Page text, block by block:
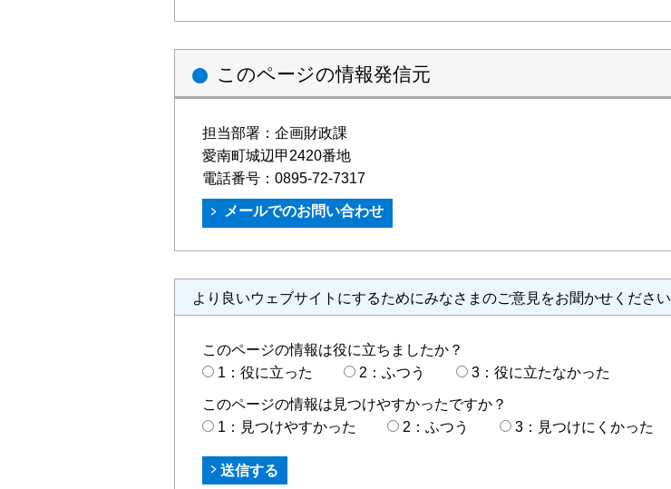
このページの情報発信元
担当部署： 企画財政課
愛南町城辺甲2420番地
電話番号： 0895-72-7317
より良いウェブサイトにするためにみなさまのご意見をお聞かせください
このページの情報は役に立ちましたか？
1：役に立った
2：ふつう 3：役に立たなかった
このページの情報は見つけやすかったですか？
1：見つけやすかった
2：ふつう 3：見つけにくかった